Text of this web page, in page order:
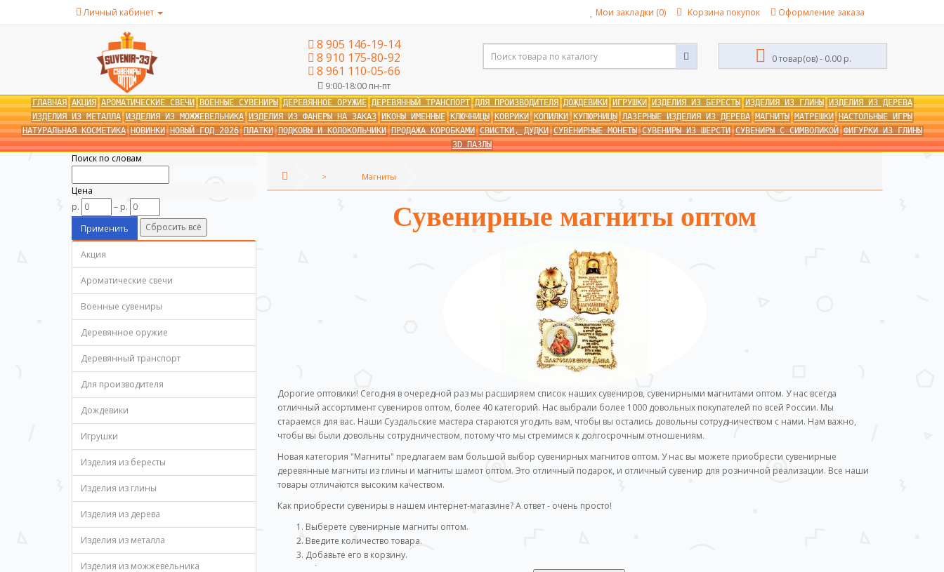
Личный кабинет Мои закладки (0) Корзина покупок Оформление заказа
8 905 146-19-14
8 910 175-80-92
8 961 110-05-66
9:00-18:00 пн-пт
0 товар(ов) - 0.00 р.
ГЛАВНАЯ АКЦИЯ АРОМАТИЧЕСКИЕ СВЕЧИ ВОЕННЫЕ СУВЕНИРЫ ДЕРЕВЯННОЕ ОРУЖИЕ ДЕРЕВЯННЫЙ ТРАНСПОРТ ДЛЯ ПРОИЗВОДИТЕЛЯ ДОЖДЕВИКИ ИГРУШКИ ИЗДЕЛИЯ ИЗ БЕРЕСТЫ ИЗДЕЛИЯ ИЗ ГЛИНЫ
ИЗДЕЛИЯ ИЗ ДЕРЕВА
ИЗДЕЛИЯ ИЗ МЕТАЛЛА ИЗДЕЛИЯ ИЗ МОЖЖЕВЕЛЬНИКА ИЗДЕЛИЯ ИЗ ФАНЕРЫ НА ЗАКАЗ ИКОНЫ ИМЕННЫЕ КЛЮЧНИЦЫ КОВРИКИ КОПИЛКИ КУПЮРНИЦЫ ЛАЗЕРНЫЕ ИЗДЕЛИЯ ИЗ ДЕРЕВА МАГНИТЫ МАТРЕШКИ НАСТОЛЬНЫЕ ИГРЫ
НАТУРАЛЬНАЯ КОСМЕТИКА НОВИНКИ НОВЫЙ ГОД 2026 ПЛАТКИ ПОДКОВЫ И КОЛОКОЛЬЧИКИ ПРОДАЖА КОРОБКАМИ СВИСТКИ, ДУДКИ СУВЕНИРНЫЕ МОНЕТЫ СУВЕНИРЫ ИЗ ШЕРСТИ СУВЕНИРЫ С СИМВОЛИКОЙ ФИГУРКИ ИЗ ГЛИНЫ
3D ПАЗЛЫ
Умный фильтр
Поиск по словам
Цена
р.
– р.
Акция
Ароматические свечи
Военные сувениры
Деревянное оружие
Деревянный транспорт
Для производителя
Дождевики
Игрушки
Изделия из бересты
Изделия из глины
Изделия из дерева
Изделия из металла
Изделия из можжевельника
Магниты
Сувенирные магниты оптом
Дорогие оптовики! Сегодня в очередной раз мы расширяем список наших сувениров, сувенирными магнитами оптом. У нас всегда
отличный ассортимент сувениров оптом, более 40 категорий. Нас выбрали более 1000 довольных покупателей по всей России. Мы
стараемся для вас. Наши Суздальские мастера стараются угодить вам, чтобы вы остались довольны сотрудничеством с нами. Нам важно,
чтобы вы были довольны сотрудничеством, потому что мы стремимся к долгосрочным отношениям.
Новая категория "Магниты" предлагаем вам большой выбор сувенирных магнитов оптом. У нас вы можете приобрести сувенирные
деревянные магниты из глины и магниты шамот оптом. Это отличный подарок, и отличный сувенир для розничной реализации. Все наши
товары отличаются высоким качеством.
Как приобрести сувениры в нашем интернет-магазине? А ответ - очень просто!
Выберете сувенирные магниты оптом.
Введите количество товара.
Добавьте его в корзину.
Оформите заказ.